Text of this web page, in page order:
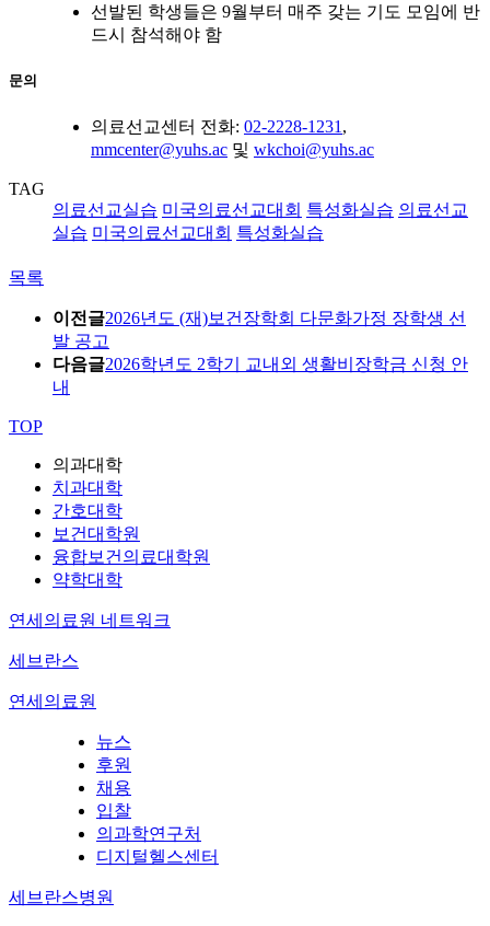
선발된 학생들은 9월부터 매주 갖는 기도 모임에 반
드시 참석해야 함
문의
의료선교센터 전화: 02-2228-1231 ,
mmcenter@yuhs.ac 및 wkchoi@yuhs.ac
TAG
의료선교실습 미국의료선교대회 특성화실습 의료선교
실습 미국의료선교대회 특성화실습
목록
이전글2026년도 (재)보건장학회 다문화가정 장학생 선
발 공고
다음글2026학년도 2학기 교내외 생활비장학금 신청 안
내
TOP
의과대학
치과대학
간호대학
보건대학원
융합보건의료대학원
약학대학
연세의료원 네트워크
세브란스
연세의료원
뉴스
후원
채용
입찰
의과학연구처
디지털헬스센터
세브란스병원